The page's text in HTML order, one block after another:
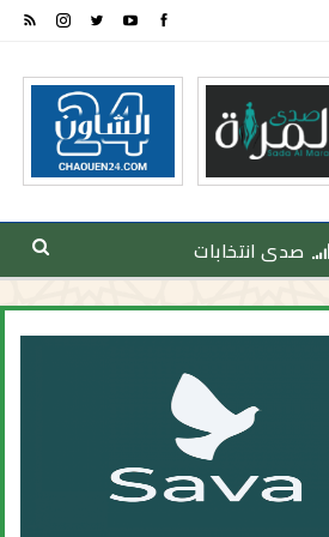
صدى انتخابات